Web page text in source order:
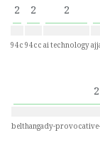
2
94c
2
94cc
2
ai technology
2
belthangady-